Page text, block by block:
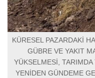
KÜRESEL PAZARDAKİ
GÜBRE VE YAKIT
YÜKSELMESİ,
YENİDEN GÜNDEME